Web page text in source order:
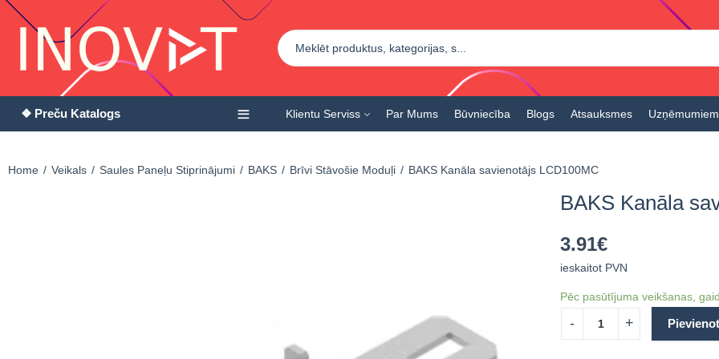
❖ Preču Katalogs Klientu Serviss Par Mums Būvniecība Blogs Atsauksmes Uzņēmumiem
Home Veikals Saules Paneļu Stiprinājumi BAKS Brīvi Stāvošie Moduļi BAKS Kanāla savienotājs LCD100MC
BAKS Kanāla
3.91€
ieskaitot PVN
Pēc pasūtījuma veikšanas,